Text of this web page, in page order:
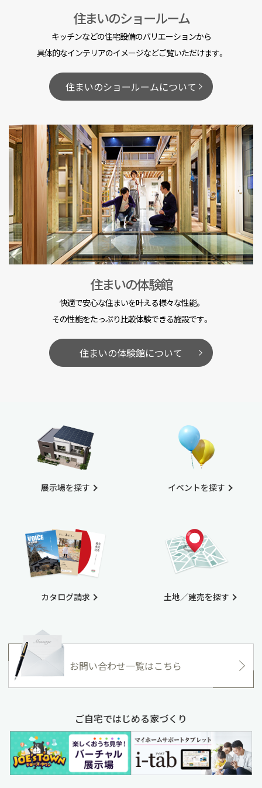
住まいのショールーム
キッチンなどの住宅設備のバリエーションから
具体的なインテリアのイメージなどご覧いただけます。
住まいのショールームについて
住まいの体験館
快適で安心な住まいを叶える様々な性能。
その性能をたっぷり比較体験できる施設です。
住まいの体験館について
展示場を探す
カタログ請求
イベントを探す
土地／建売を探す
お問い合わせ一覧はこちら
ご自宅ではじめる家づくり